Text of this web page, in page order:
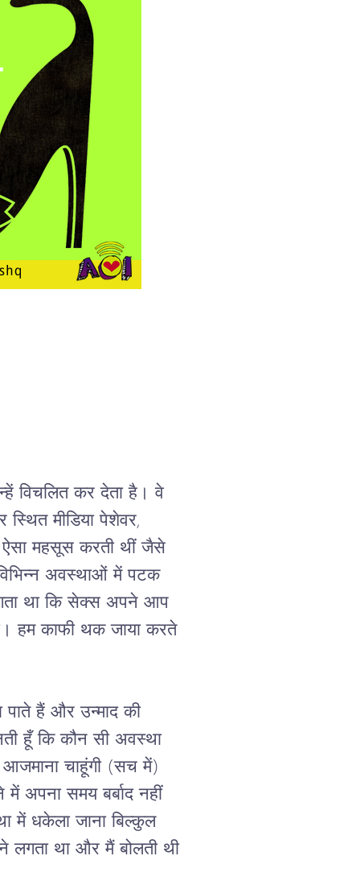
विचलित कर देता है।
वे
स्थित मीडिया पेशेवर,
ऐसा महसूस करती थीं जैसे
अवस्थाओं में पटक
था कि सेक्स अपने आप
हम काफी थक जाया करते
पाते हैं और उन्माद की
हूँ कि कौन सी अवस्था
आजमाना चाहूंगी (सच में)
में अपना समय बर्बाद नहीं
में धकेला जाना बिल्कुल
लगता था और मैं बोलती थी